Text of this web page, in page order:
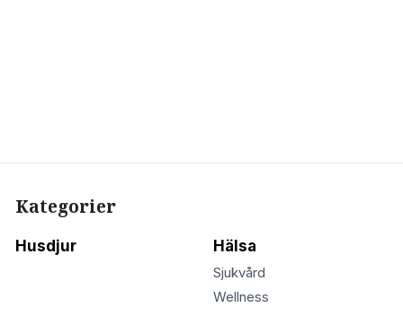
Kategorier
Husdjur Hälsa
Sjukvård
Wellness